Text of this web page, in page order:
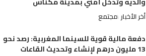
أخر الأخبار مجتمع
دفعة مالية قوية للسينما المغربية: رصد نحو
13 مليون درهم لإنشاء وتحديث القاعات